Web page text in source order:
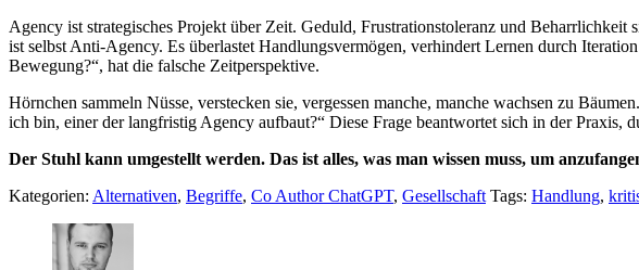
Agency ist strategisches Projekt über Zeit. Geduld, Frustrationstoleranz und
ist selbst Anti-Agency. Es überlastet Handlungsvermögen, verhindert Lernen durch
Bewegung?“, hat die falsche Zeitperspektive.
Hörnchen sammeln Nüsse, verstecken sie, vergessen manche, manche wachsen zu
ich bin, einer der langfristig Agency aufbaut?“ Diese Frage beantwortet sich in der Praxis,
Der Stuhl kann umgestellt werden. Das ist alles, was man wissen muss, um
Kategorien: Alternativen, Begriffe, Co Author ChatGPT, Gesellschaft Tags: Handlung,